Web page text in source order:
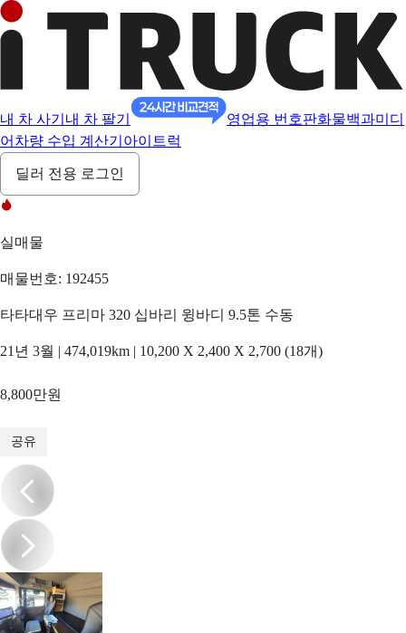
내 차 사기 내 차 팔기 영업용 번호판화물백과미디
어 차량 수입 계산기 아이트럭
딜러 전용 로그인
실매물
매물번호: 192455
타타대우 프리마 320 십바리 윙바디 9.5톤 수동
21년 3월 | 474,019km | 10,200 X 2,400 X 2,700 (18개)
8,800만원
공유
/20